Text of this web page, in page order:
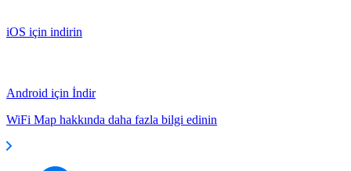
iOS için indirin
Android için İndir
WiFi Map hakkında daha fazla bilgi edinin